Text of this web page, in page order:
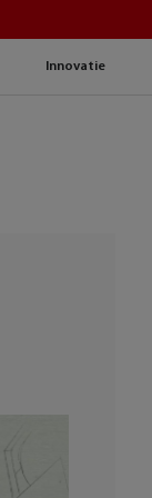
Innovatie